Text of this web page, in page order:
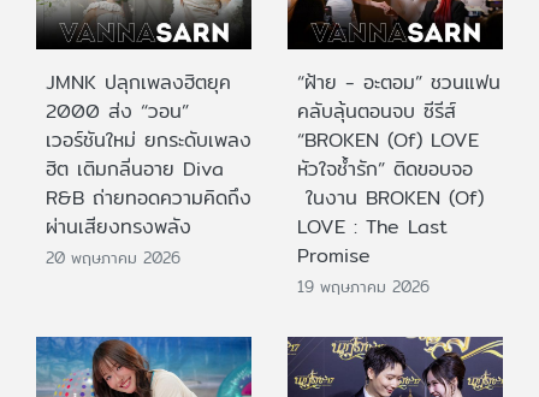
JMNK ปลุกเพลงฮิตยุค
2000 ส่ง “วอน”
เวอร์ชันใหม่ ยกระดับเพลง
ฮิต เติมกลิ่นอาย Diva
R&B ถ่ายทอดความคิดถึง
ผ่านเสียงทรงพลัง
20 พฤษภาคม 2026
“ฝ้าย - อะตอม” ชวนแฟน
คลับลุ้นตอนจบ ซีรีส์
“BROKEN (Of) LOVE
หัวใจช้ำรัก” ติดขอบจอ
ในงาน BROKEN (Of)
LOVE : The Last
Promise
19 พฤษภาคม 2026